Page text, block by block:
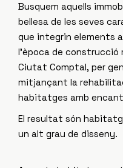
Busquem aquells
bellesa de les seves
que integrin elements
l’època de
Ciutat Comptal, per
mitjançant la
habitatges amb
El resultat són
un alt grau de disseny.